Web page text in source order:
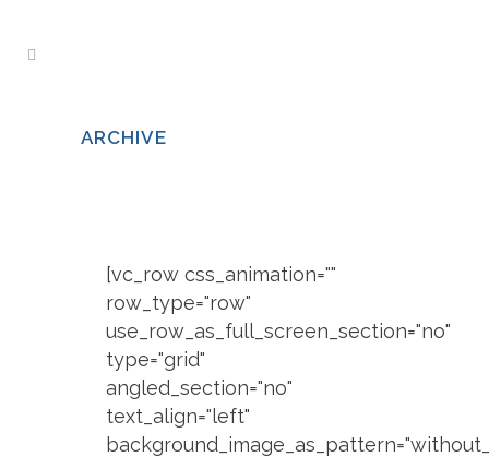
ARCHIVE
[vc_row css_animation=""
row_type="row"
use_row_as_full_screen_section="no"
type="grid"
angled_section="no"
text_align="left"